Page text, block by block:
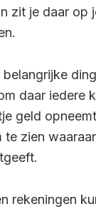
zit je daar op
belangrijke
daar iedere
geld
te zien
rekeningen